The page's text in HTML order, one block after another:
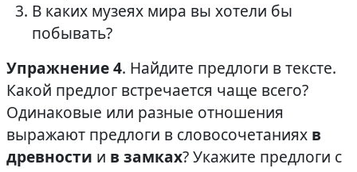
В каких музеях мира вы хотели бы
побывать?
Упражнение 4. Найдите предлоги в тексте.
Какой предлог встречается чаще всего?
Одинаковые или разные отношения
выражают предлоги в словосочетаниях в
древности и в замках? Укажите предлоги с